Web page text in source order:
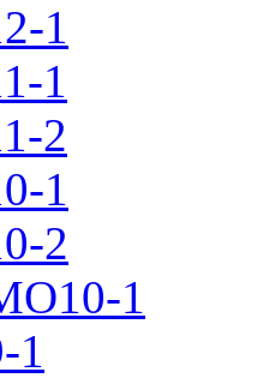
1
1
2
1
2
1
1